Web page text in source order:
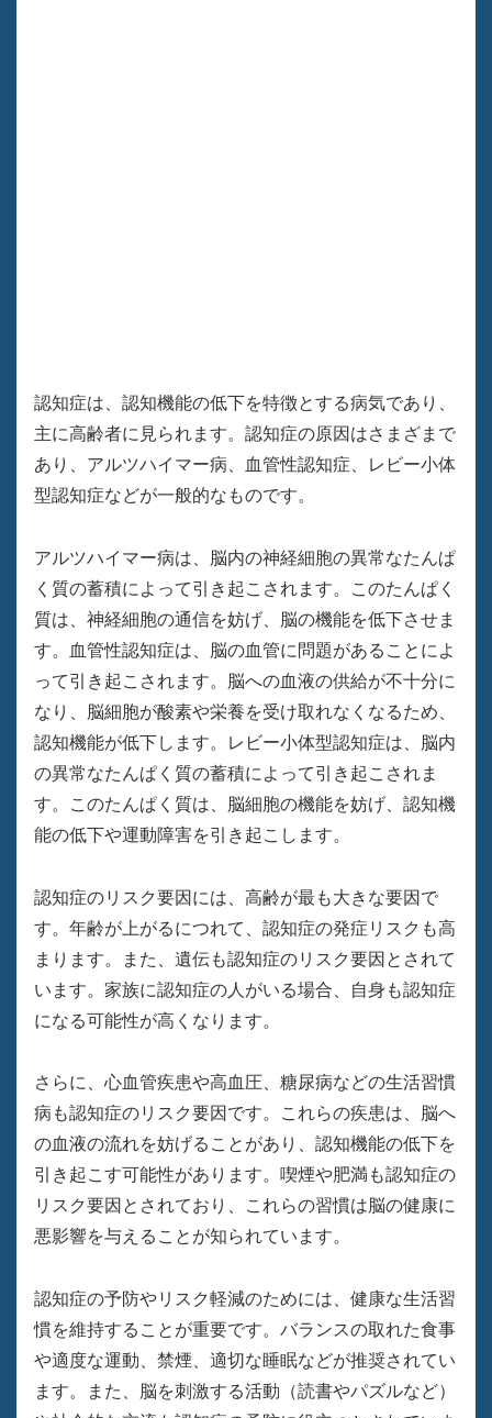
認知症は、認知機能の低下を特徴とする病気であり、
主に高齢者に見られます。認知症の原因はさまざまで
あり、アルツハイマー病、血管性認知症、レビー小体
型認知症などが一般的なものです。
アルツハイマー病は、脳内の神経細胞の異常なたんぱ
く質の蓄積によって引き起こされます。このたんぱく
質は、神経細胞の通信を妨げ、脳の機能を低下させま
す。血管性認知症は、脳の血管に問題があることによ
って引き起こされます。脳への血液の供給が不十分に
なり、脳細胞が酸素や栄養を受け取れなくなるため、
認知機能が低下します。レビー小体型認知症は、脳内
の異常なたんぱく質の蓄積によって引き起こされま
す。このたんぱく質は、脳細胞の機能を妨げ、認知機
能の低下や運動障害を引き起こします。
認知症のリスク要因には、高齢が最も大きな要因で
す。年齢が上がるにつれて、認知症の発症リスクも高
まります。また、遺伝も認知症のリスク要因とされて
います。家族に認知症の人がいる場合、自身も認知症
になる可能性が高くなります。
さらに、心血管疾患や高血圧、糖尿病などの生活習慣
病も認知症のリスク要因です。これらの疾患は、脳へ
の血液の流れを妨げることがあり、認知機能の低下を
引き起こす可能性があります。喫煙や肥満も認知症の
リスク要因とされており、これらの習慣は脳の健康に
悪影響を与えることが知られています。
認知症の予防やリスク軽減のためには、健康な生活習
慣を維持することが重要です。バランスの取れた食事
や適度な運動、禁煙、適切な睡眠などが推奨されてい
ます。また、脳を刺激する活動（読書やパズルなど）